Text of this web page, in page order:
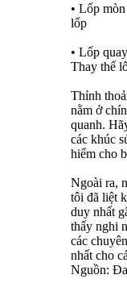
• Lốp
lốp
• Lốp
Thay thế
Thỉnh
nằm ở
quanh.
các khúc
hiểm cho
Ngoài ra,
tôi đã liệt
duy nhất
thấy nghi
các
nhất cho
Nguồn: